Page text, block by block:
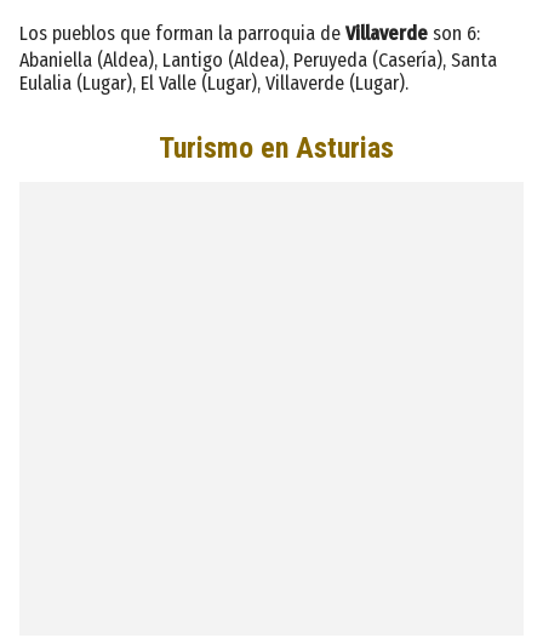
Los pueblos que forman la parroquia de Villaverde son 6:
Abaniella (Aldea), Lantigo (Aldea), Peruyeda (Casería), Santa
Eulalia (Lugar), El Valle (Lugar), Villaverde (Lugar).